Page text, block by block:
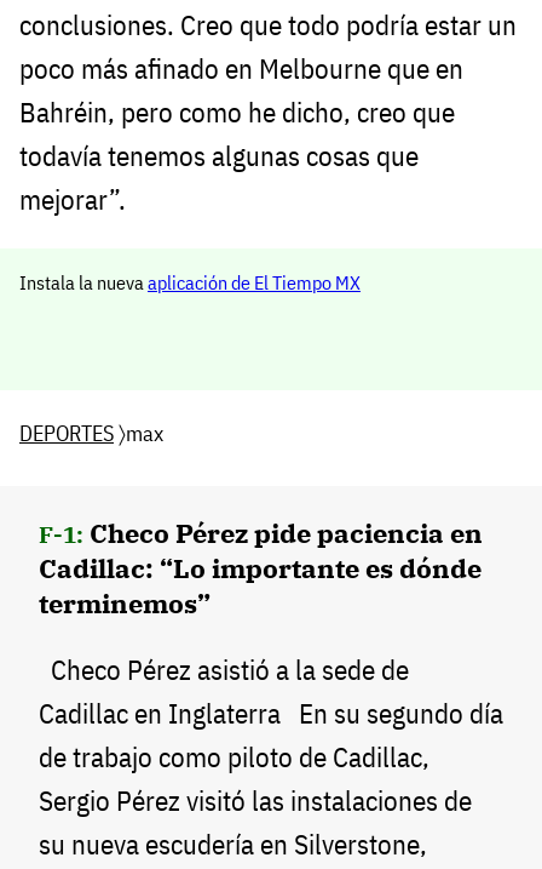
conclusiones. Creo que todo podría estar un
poco más afinado en Melbourne que en
Bahréin, pero como he dicho, creo que
todavía tenemos algunas cosas que
mejorar”.
Instala la nuevaaplicación de El Tiempo MX
DEPORTES〉max
F-1: Checo Pérez pide paciencia en
Cadillac: “Lo importante es dónde
terminemos”
Checo Pérez asistió a la sede de
Cadillac en Inglaterra En su segundo día
de trabajo como piloto de Cadillac,
Sergio Pérez visitó las instalaciones de
su nueva escudería en Silverstone,